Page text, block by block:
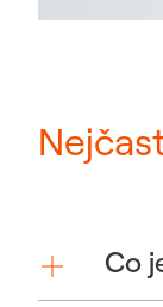
Co